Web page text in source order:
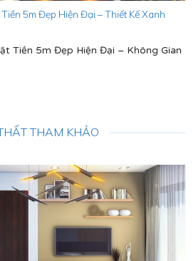
5m Đẹp Hiện Đại – Thiết Kế Xanh
Tiền 5m Đẹp Hiện Đại – Không Gian
THAM KHẢO